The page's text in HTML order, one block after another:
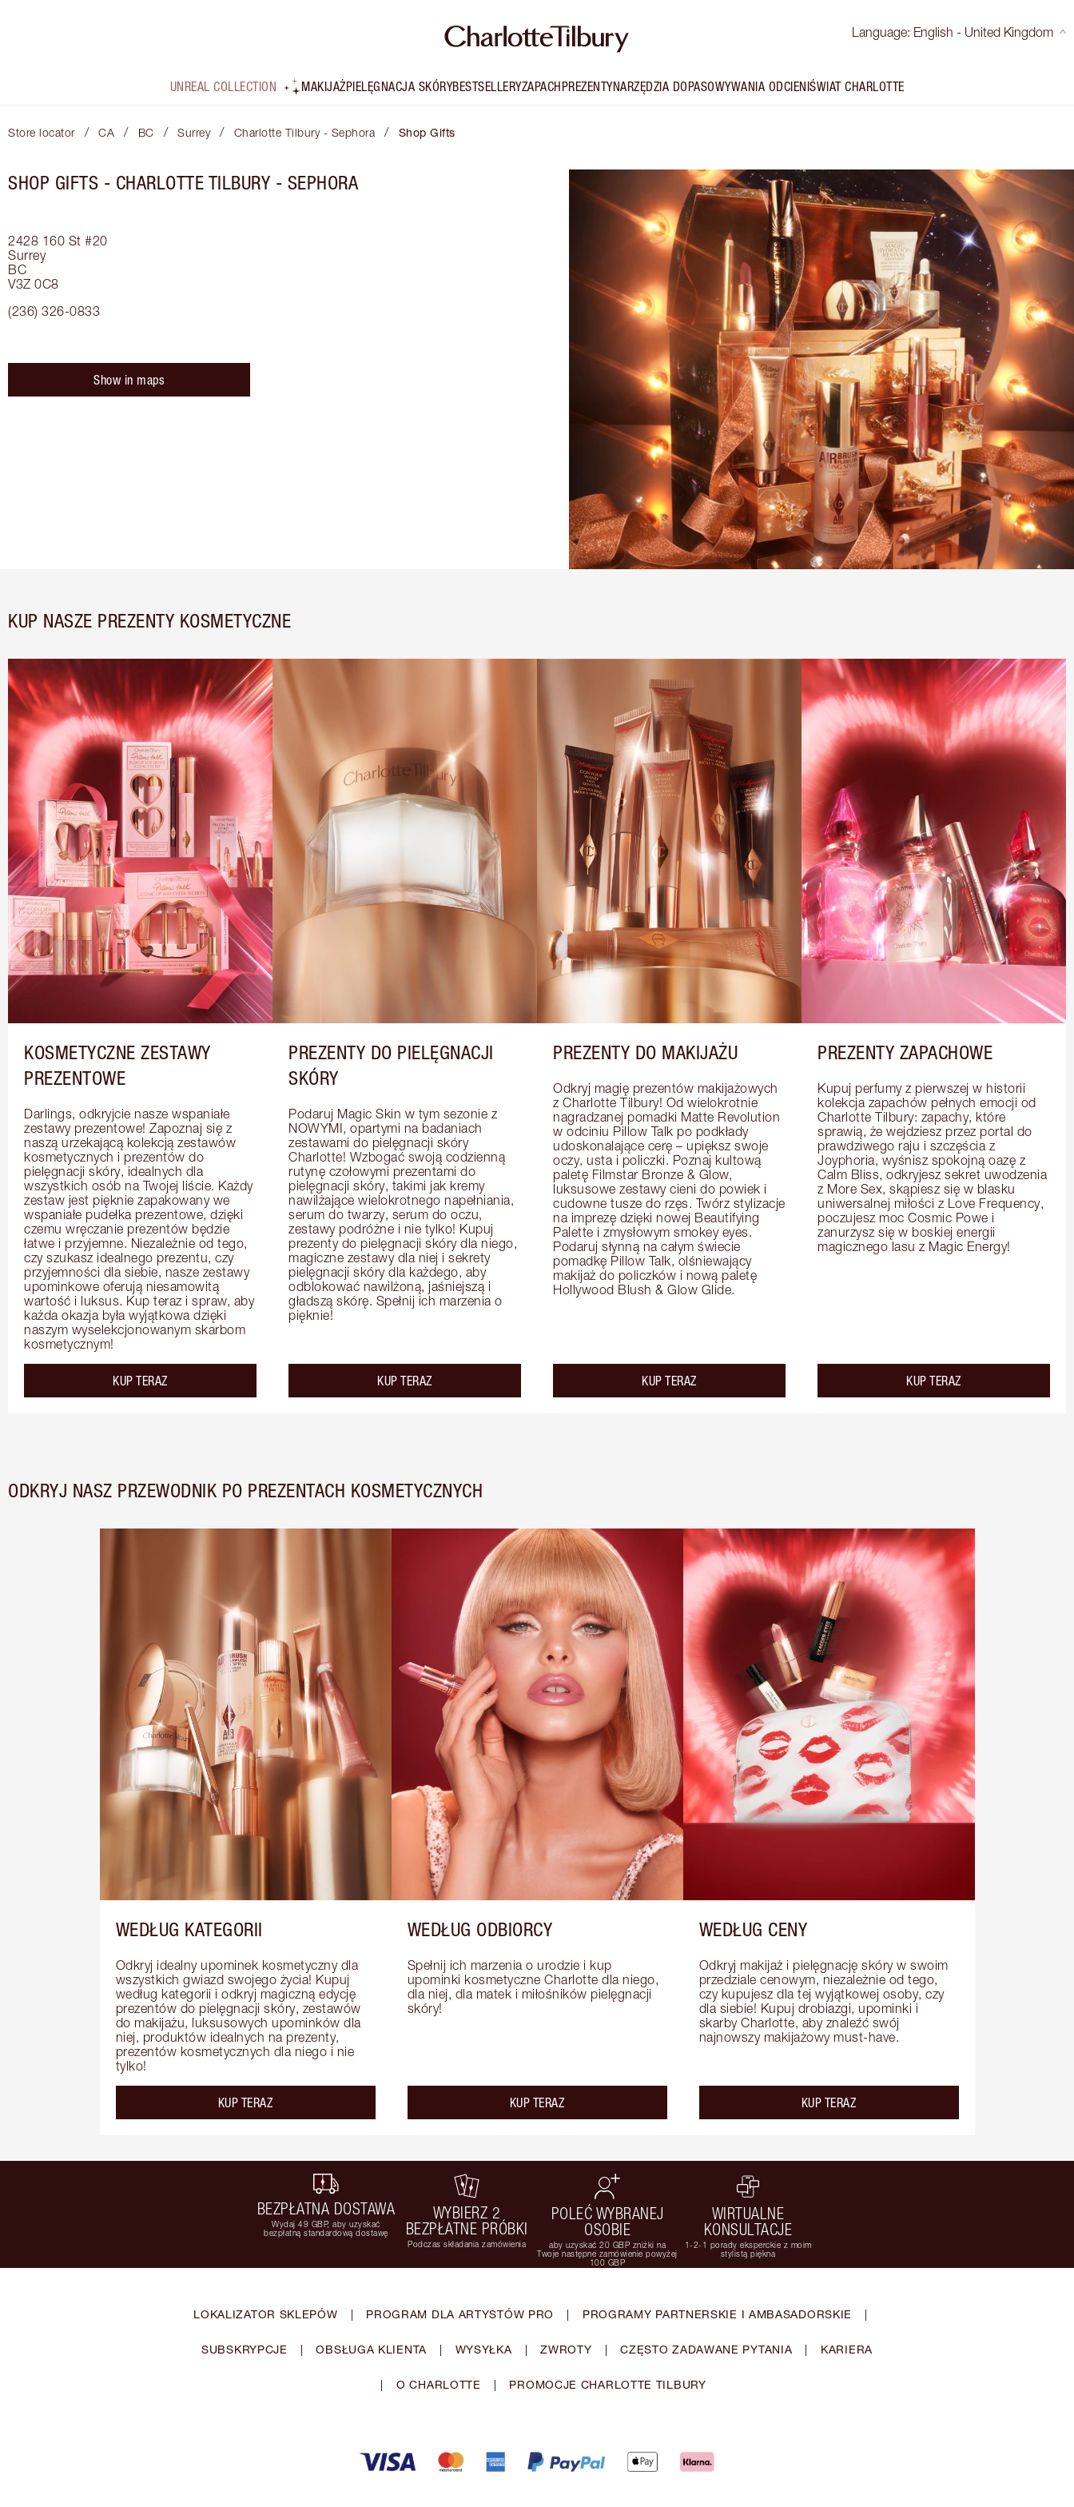
Language: English - United Kingdom
UNREAL COLLECTION MAKIJAŻPIELĘGNACJA SKÓRYBESTSELLERYZAPACHPREZENTYNARZĘDZIA DOPASOWYWANIA ODCIENIŚWIAT CHARLOTTE
Store locator / CA / BC / Surrey / Charlotte Tilbury - Sephora / Shop Gifts
SHOP GIFTS - CHARLOTTE TILBURY - SEPHORA
2428 160 St #20
Surrey
BC
V3Z 0C8
(236) 326-0833
Show in maps
KUP NASZE PREZENTY KOSMETYCZNE
KOSMETYCZNE ZESTAWY
PREZENTOWE
Darlings, odkryjcie nasze wspaniałe
zestawy prezentowe! Zapoznaj się z
naszą urzekającą kolekcją zestawów
kosmetycznych i prezentów do
pielęgnacji skóry, idealnych dla
wszystkich osób na Twojej liście. Każdy
zestaw jest pięknie zapakowany we
wspaniałe pudełka prezentowe, dzięki
czemu wręczanie prezentów będzie
łatwe i przyjemne. Niezależnie od tego,
czy szukasz idealnego prezentu, czy
przyjemności dla siebie, nasze zestawy
upominkowe oferują niesamowitą
wartość i luksus. Kup teraz i spraw, aby
każda okazja była wyjątkowa dzięki
naszym wyselekcjonowanym skarbom
kosmetycznym!
KUP TERAZ
PREZENTY DO PIELĘGNACJI
SKÓRY
Podaruj Magic Skin w tym sezonie z
NOWYMI, opartymi na badaniach
zestawami do pielęgnacji skóry
Charlotte! Wzbogać swoją codzienną
rutynę czołowymi prezentami do
pielęgnacji skóry, takimi jak kremy
nawilżające wielokrotnego napełniania,
serum do twarzy, serum do oczu,
zestawy podróżne i nie tylko! Kupuj
prezenty do pielęgnacji skóry dla niego,
magiczne zestawy dla niej i sekrety
pielęgnacji skóry dla każdego, aby
odblokować nawilżoną, jaśniejszą i
gładszą skórę. Spełnij ich marzenia o
pięknie!
KUP TERAZ
PREZENTY DO MAKIJAŻU
Odkryj magię prezentów makijażowych
z Charlotte Tilbury! Od wielokrotnie
nagradzanej pomadki Matte Revolution
w odciniu Pillow Talk po podkłady
udoskonalające cerę – upiększ swoje
oczy, usta i policzki. Poznaj kultową
paletę Filmstar Bronze & Glow,
luksusowe zestawy cieni do powiek i
cudowne tusze do rzęs. Twórz stylizacje
na imprezę dzięki nowej Beautifying
Palette i zmysłowym smokey eyes.
Podaruj słynną na całym świecie
pomadkę Pillow Talk, olśniewający
makijaż do policzków i nową paletę
Hollywood Blush & Glow Glide.
KUP TERAZ
PREZENTY ZAPACHOWE
Kupuj perfumy z pierwszej w historii
kolekcja zapachów pełnych emocji od
Charlotte Tilbury: zapachy, które
sprawią, że wejdziesz przez portal do
prawdziwego raju i szczęścia z
Joyphoria, wyśnisz spokojną oazę z
Calm Bliss, odkryjesz sekret uwodzenia
z More Sex, skąpiesz się w blasku
uniwersalnej miłości z Love Frequency,
poczujesz moc Cosmic Powe i
zanurzysz się w boskiej energii
magicznego lasu z Magic Energy!
KUP TERAZ
ODKRYJ NASZ PRZEWODNIK PO PREZENTACH KOSMETYCZNYCH
WEDŁUG KATEGORII
Odkryj idealny upominek kosmetyczny dla
wszystkich gwiazd swojego życia! Kupuj
według kategorii i odkryj magiczną edycję
prezentów do pielęgnacji skóry, zestawów
do makijażu, luksusowych upominków dla
niej, produktów idealnych na prezenty,
prezentów kosmetycznych dla niego i nie
tylko!
KUP TERAZ
WEDŁUG ODBIORCY
Spełnij ich marzenia o urodzie i kup
upominki kosmetyczne Charlotte dla niego,
dla niej, dla matek i miłośników pielęgnacji
skóry!
KUP TERAZ
WEDŁUG CENY
Odkryj makijaż i pielęgnację skóry w swoim
przedziale cenowym, niezależnie od tego,
czy kupujesz dla tej wyjątkowej osoby, czy
dla siebie! Kupuj drobiazgi, upominki i
skarby Charlotte, aby znaleźć swój
najnowszy makijażowy must-have.
KUP TERAZ
BEZPŁATNA DOSTAWA
Wydaj 49 GBP, aby uzyskać
bezpłatną standardową dostawę
WYBIERZ 2
BEZPŁATNE PRÓBKI
Podczas składania zamówienia
POLEĆ WYBRANEJ
OSOBIE
aby uzyskać 20 GBP zniżki na
Twoje następne zamówienie powyżej
100 GBP
WIRTUALNE
KONSULTACJE
1-2-1 porady eksperckie z moim
stylistą piękna
LOKALIZATOR SKLEPÓW | PROGRAM DLA ARTYSTÓW PRO | PROGRAMY PARTNERSKIE I AMBASADORSKIE |
SUBSKRYPCJE | OBSŁUGA KLIENTA | WYSYŁKA | ZWROTY | CZĘSTO ZADAWANE PYTANIA | KARIERA
| O CHARLOTTE | PROMOCJE CHARLOTTE TILBURY